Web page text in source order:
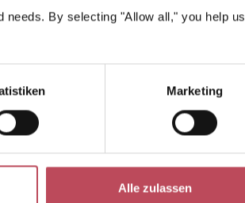
By selecting "Allow all," you help us
Marketing
Alle zulassen